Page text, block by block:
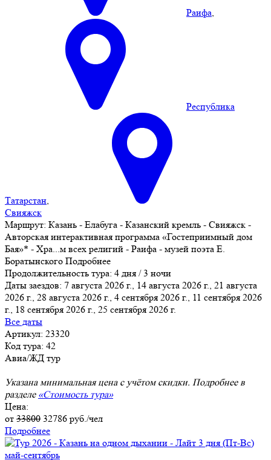
Раифа
Республика
Татарстан
Свияжск
Маршрут: Казань - Елабуга - Казанский кремль - Свияжск -
Авторская интерактивная программа «Гостеприимный дом
Бая»* - Хра
м всех религий - Раифа - музей поэта Е.
Боратынского Подробнее
Продолжительность тура: 4 дня / 3 ночи
Даты заездов: 7 августа 2026 г., 14 августа 2026 г., 21 августа
2026 г., 28 августа 2026 г., 4 сентября 2026 г., 11 сентября 2026
г., 18 сентября 2026 г. , 25 сентября 2026 г.
Все даты
Артикул: 23320
Код тура: 42
Авиа/ЖД тур
Указана минимальная цена с учётом скидки. Подробнее в
разделе «Стоимость тура»
Цена:
от 33800 32786 руб./чел
Подробнее